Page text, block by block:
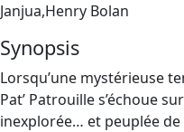
Janjua,Henry Bolan
Synopsis
Lorsqu’une mystérieuse
Pat’ Patrouille s’échoue
inexplorée… et peuplée